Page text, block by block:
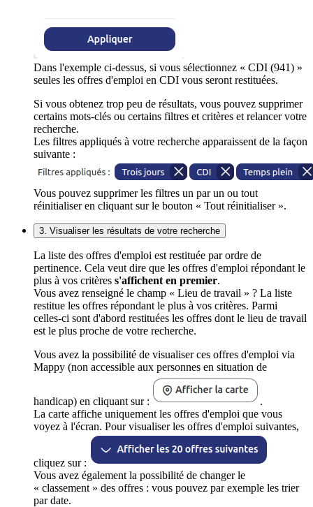
Dans l'exemple ci-dessus, si vous sélectionnez « CDI (941) »
seules les offres d'emploi en CDI vous seront restituées.
Si vous obtenez trop peu de résultats, vous pouvez supprimer
certains mots-clés ou certains filtres et critères et relancer votre
recherche.
Les filtres appliqués à votre recherche apparaissent de la façon
suivante :
Vous pouvez supprimer les filtres un par un ou tout
réinitialiser en cliquant sur le bouton « Tout réinitialiser ».
3. Visualiser les résultats de votre recherche
La liste des offres d'emploi est restituée par ordre de
pertinence. Cela veut dire que les offres d'emploi répondant le
plus à vos critères s'affichent en premier.
Vous avez renseigné le champ « Lieu de travail » ? La liste
restitue les offres répondant le plus à vos critères. Parmi
celles-ci sont d'abord restituées les offres dont le lieu de travail
est le plus proche de votre recherche.
Vous avez la possibilité de visualiser ces offres d'emploi via
Mappy (non accessible aux personnes en situation de
handicap) en cliquant sur :
.
La carte affiche uniquement les offres d'emploi que vous
voyez à l'écran. Pour visualiser les offres d'emploi suivantes,
cliquez sur :
Vous avez également la possibilité de changer le
« classement » des offres : vous pouvez par exemple les trier
par date.